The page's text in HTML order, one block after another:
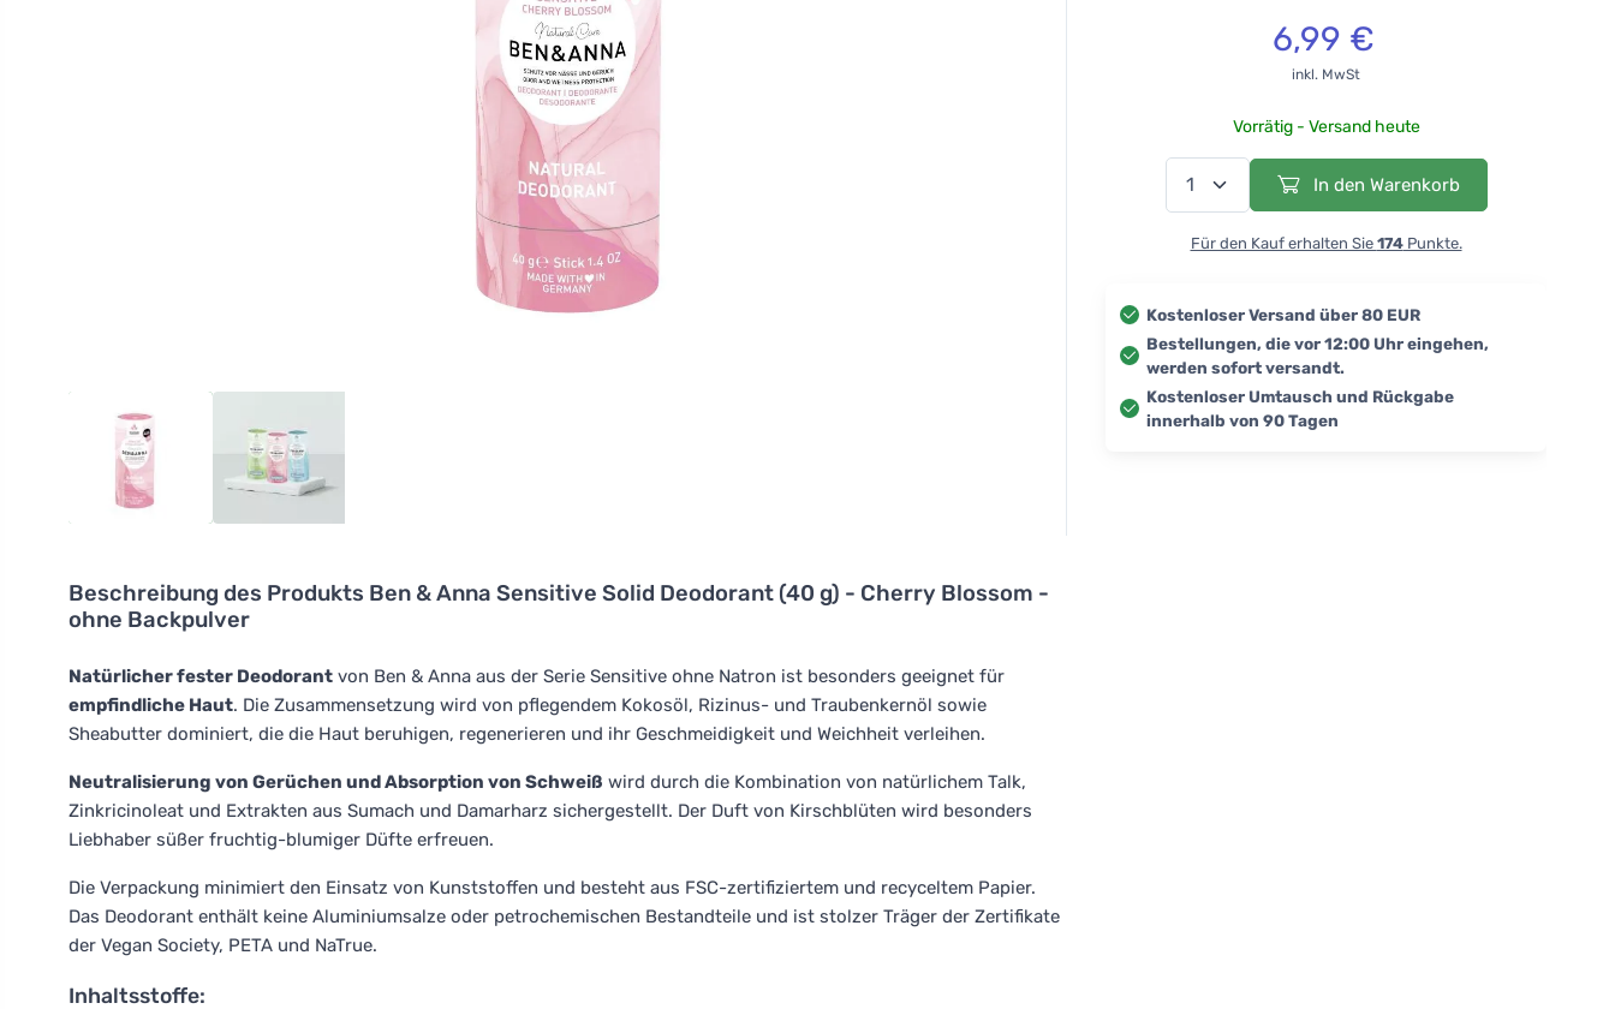
Beschreibung des Produkts Ben & Anna Sensitive Solid Deodorant (40 g) - Cherry Blossom -
ohne Backpulver
Natürlicher fester Deodorant von Ben & Anna aus der Serie Sensitive ohne Natron ist besonders geeignet für
empfindliche Haut. Die Zusammensetzung wird von pflegendem Kokosöl, Rizinus- und Traubenkernöl sowie
Sheabutter dominiert, die die Haut beruhigen, regenerieren und ihr Geschmeidigkeit und Weichheit verleihen.
Neutralisierung von Gerüchen und Absorption von Schweiß wird durch die Kombination von natürlichem Talk,
Zinkricinoleat und Extrakten aus Sumach und Damarharz sichergestellt. Der Duft von Kirschblüten wird besonders
Liebhaber süßer fruchtig-blumiger Düfte erfreuen.
Die Verpackung minimiert den Einsatz von Kunststoffen und besteht aus FSC-zertifiziertem und recyceltem Papier.
Das Deodorant enthält keine Aluminiumsalze oder petrochemischen Bestandteile und ist stolzer Träger der Zertifikate
der Vegan Society, PETA und NaTrue.
Inhaltsstoffe:
6,99 €
inkl. MwSt
Vorrätig - Versand heute
In den Warenkorb
Für den Kauf erhalten Sie 174Punkte.
Kostenloser Versand über 80 EUR
Bestellungen, die vor 12:00 Uhr eingehen,
werden sofort versandt.
Kostenloser Umtausch und Rückgabe
innerhalb von 90 Tagen